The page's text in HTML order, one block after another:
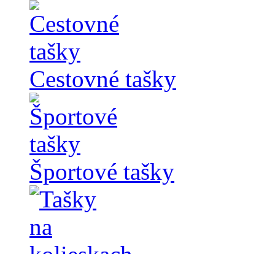
Cestovné tašky
Športové tašky